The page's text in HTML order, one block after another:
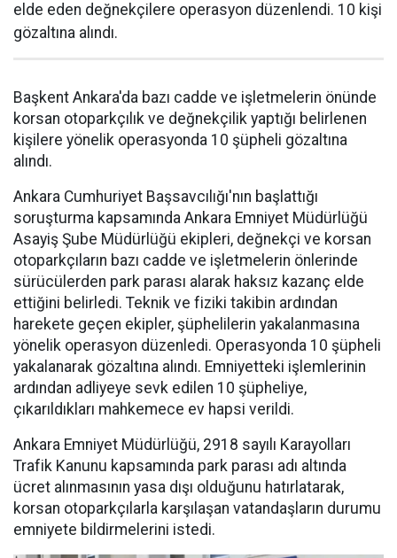
elde eden değnekçilere operasyon düzenlendi. 10 kişi
gözaltına alındı.
Başkent Ankara'da bazı cadde ve işletmelerin önünde
korsan otoparkçılık ve değnekçilik yaptığı belirlenen
kişilere yönelik operasyonda 10 şüpheli gözaltına
alındı.
Ankara Cumhuriyet Başsavcılığı'nın başlattığı
soruşturma kapsamında Ankara Emniyet Müdürlüğü
Asayiş Şube Müdürlüğü ekipleri, değnekçi ve korsan
otoparkçıların bazı cadde ve işletmelerin önlerinde
sürücülerden park parası alarak haksız kazanç elde
ettiğini belirledi. Teknik ve fiziki takibin ardından
harekete geçen ekipler, şüphelilerin yakalanmasına
yönelik operasyon düzenledi. Operasyonda 10 şüpheli
yakalanarak gözaltına alındı. Emniyetteki işlemlerinin
ardından adliyeye sevk edilen 10 şüpheliye,
çıkarıldıkları mahkemece ev hapsi verildi.
Ankara Emniyet Müdürlüğü, 2918 sayılı Karayolları
Trafik Kanunu kapsamında park parası adı altında
ücret alınmasının yasa dışı olduğunu hatırlatarak,
korsan otoparkçılarla karşılaşan vatandaşların durumu
emniyete bildirmelerini istedi.